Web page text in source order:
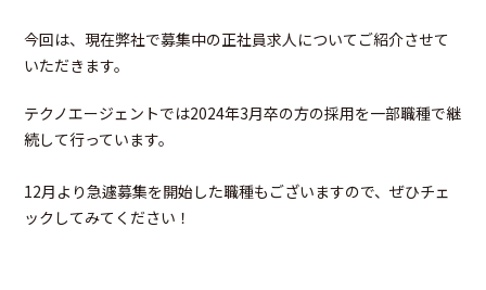
今回は、現在弊社で募集中の正社員求人についてご紹介させて
いただきます。
テクノエージェントでは2024年3月卒の方の採用を一部職種で継
続して行っています。
12月より急遽募集を開始した職種もございますので、ぜひチェ
ックしてみてください！